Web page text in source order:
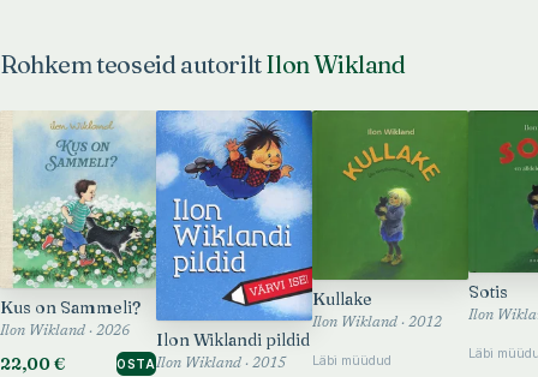
Rohkem teoseid autoriltIlon Wikland
Kus on Sammeli?
Ilon Wikland · 2026
22,00 € OSTA
Ilon Wiklandi pildid
Ilon Wikland · 2015
Kullake
Ilon Wikland · 2012
Läbi müüdud
Sotis
Ilon
Läbi